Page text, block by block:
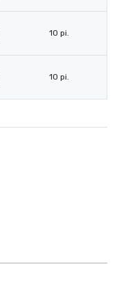
10 pi.
10 pi.